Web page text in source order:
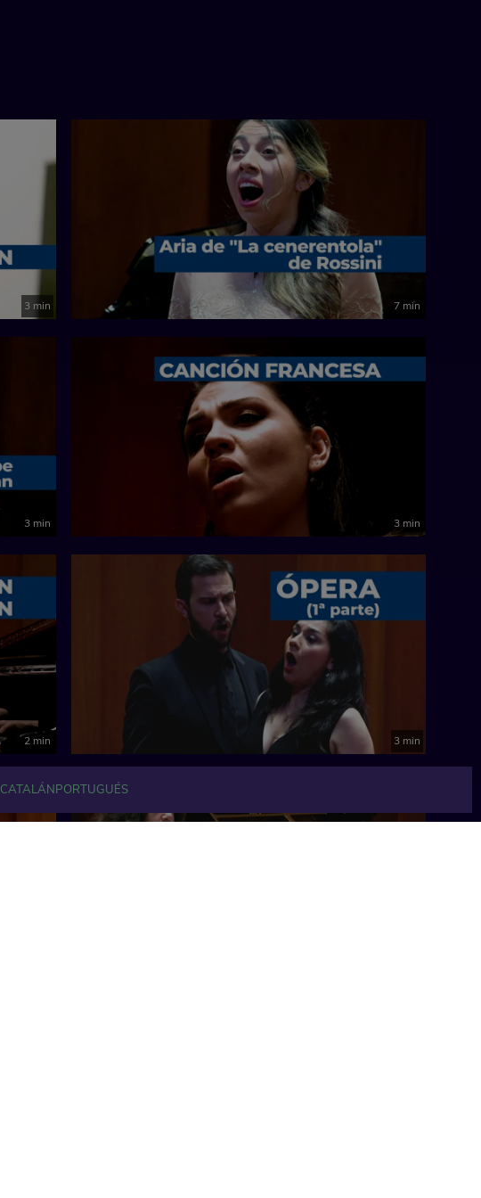
3 min 7 min
3 min 3 min
2 min 3 min
CATALÁNPORTUGUÉS